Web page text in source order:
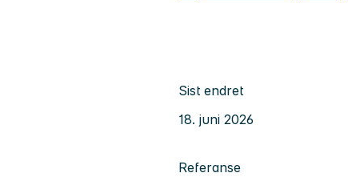
Sist endret
18. juni 2026
Referanse